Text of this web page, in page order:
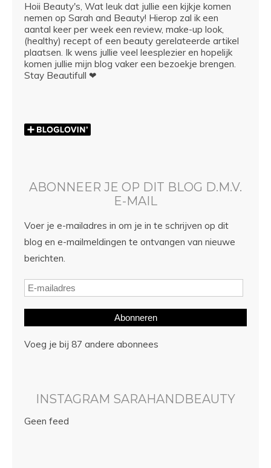
Hoii Beauty's, Wat leuk dat jullie een kijkje komen
nemen op Sarah and Beauty! Hierop zal ik een
aantal keer per week een review, make-up look,
(healthy) recept of een beauty gerelateerde artikel
plaatsen. Ik wens jullie veel leesplezier en hopelijk
komen jullie mijn blog vaker een bezoekje brengen.
Stay Beautifull ❤
ABONNEER JE OP DIT BLOG D.M.V.
E-MAIL
Voer je e-mailadres in om je in te schrijven op dit
blog en e-mailmeldingen te ontvangen van nieuwe
berichten.
Abonneren
Voeg je bij 87 andere abonnees
INSTAGRAM SARAHANDBEAUTY
Geen feed